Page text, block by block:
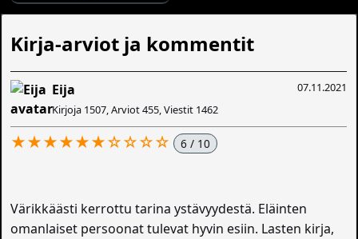
Kirja-arviot ja kommentit
07.11.2021
Eija
Kirjoja 1507, Arviot 455, Viestit 1462
★★★★★★☆☆☆☆ 6 / 10
Värikkäästi kerrottu tarina ystävyydestä. Eläinten
omanlaiset persoonat tulevat hyvin esiin. Lasten kirja,